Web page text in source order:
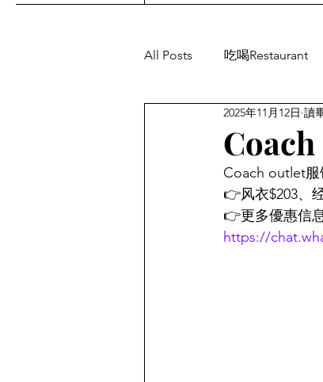
All Posts 吃喝Restaurant
餐厅优惠Restaurant's
2025年11月12日 讀
Coach outlet服
👉风衣$203、
👉更多優惠信
https://